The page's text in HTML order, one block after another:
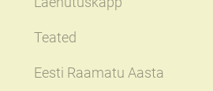
Teated
Eesti Raamatu Aasta